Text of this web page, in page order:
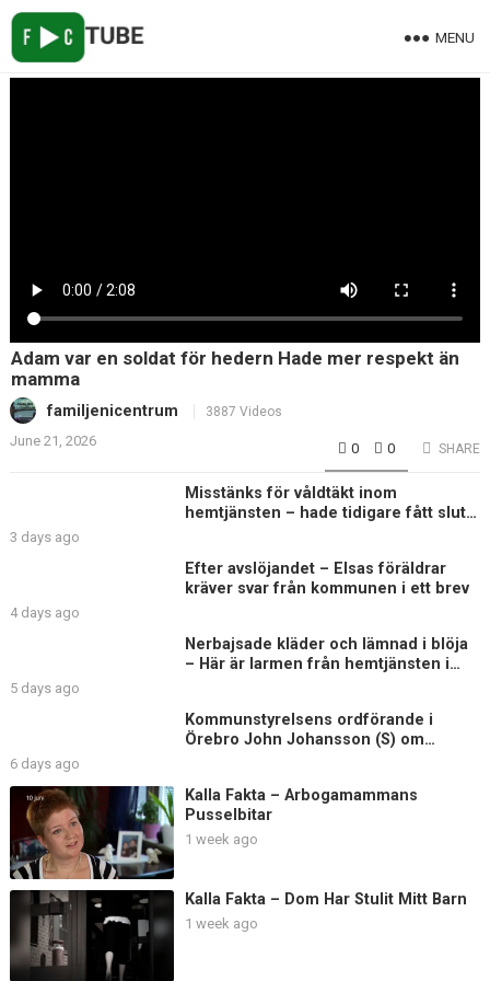
MENU
Adam var en soldat för hedern Hade mer respekt än
mamma
familjenicentrum 3887 Videos
June 21, 2026 0 0 SHARE
Misstänks för våldtäkt inom
hemtjänsten – hade tidigare fått sluta
3 days ago
Efter avslöjandet – Elsas föräldrar
kräver svar från kommunen i ett brev
4 days ago
Nerbajsade kläder och lämnad i blöja
– Här är larmen från hemtjänsten i
5 days ago
Kommunstyrelsens ordförande i
Örebro John Johansson (S) om
6 days ago
Kalla Fakta – Arbogamammans
Pusselbitar
1 week ago
Kalla Fakta – Dom Har Stulit Mitt Barn
1 week ago